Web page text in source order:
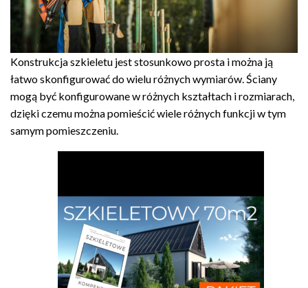
Konstrukcja szkieletu jest stosunkowo prosta i można ją
łatwo skonfigurować do wielu różnych wymiarów. Ściany
mogą być konfigurowane w różnych kształtach i rozmiarach,
dzięki czemu można pomieścić wiele różnych funkcji w tym
samym pomieszczeniu.